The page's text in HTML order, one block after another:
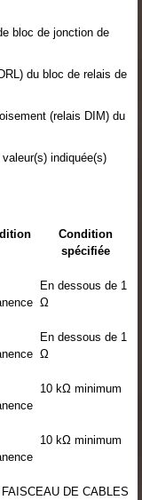
bloc de jonction de
du bloc de relais de
(relais DIM) du
indiquée(s)
Condition
spécifiée
En dessous de 1
Ω
En dessous de 1
Ω
10 kΩ minimum
10 kΩ minimum
DE CABLES